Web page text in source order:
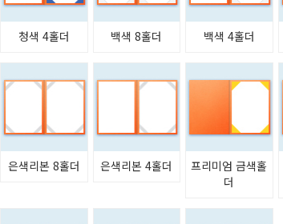
청색 4홀더 백색 8홀더 백색 4홀더
은색리본 8홀더 은색리본 4홀더
프리미엄 금색홀
더